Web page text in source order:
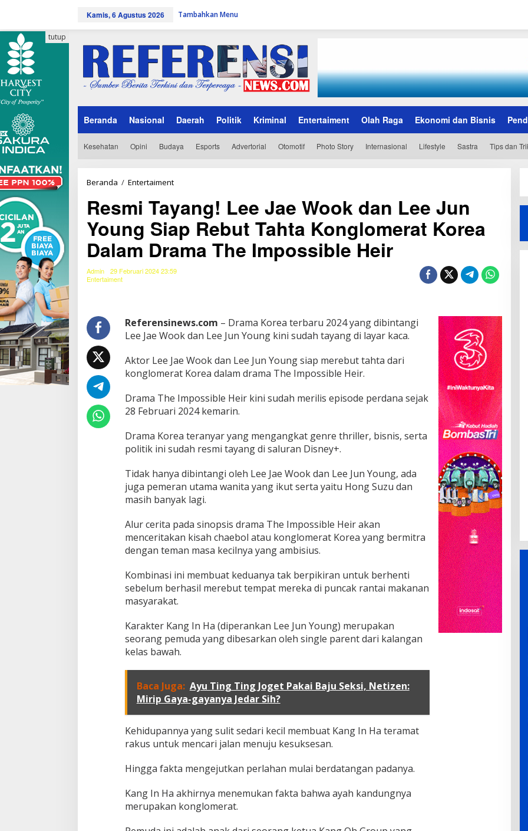
e
k
o
e
n
Kamis, 6 Agustus 2026 Tambahkan Menu
Beranda Nasional Daerah Politik Kriminal Entertaiment Olah Raga Ekonomi dan Bisnis
Kesehatan Opini Budaya Esports Advertorial Otomotif Photo Story Internasional Lifestyle Sastra Tips dan
tutup
Beranda / Entertaiment
s
m
i
T
a
y
a
e
J
e
W
o
k
d
n
L
J
u
n
o
u
n
g
i
a
p
R
b
u
t
a
t
a
K
n
g
o
r
a
Resmi Tayang! Lee Jae Wook dan Lee Jun
Young Siap Rebut Tahta Konglomerat Korea
Dalam Drama The Impossible Heir
Admin
29 Februari 2024 23:59
Entertaiment
Referensinews.com – Drama Korea terbaru 2024 yang dibintangi
Lee Jae Wook dan Lee Jun Young kini sudah tayang di layar kaca.
Aktor Lee Jae Wook dan Lee Jun Young siap merebut tahta dari
konglomerat Korea dalam drama The Impossible Heir.
Drama The Impossible Heir kini sudah merilis episode perdana sejak
28 Februari 2024 kemarin.
Drama Korea teranyar yang mengangkat genre thriller, bisnis, serta
politik ini sudah resmi tayang di saluran Disney+.
Tidak hanya dibintangi oleh Lee Jae Wook dan Lee Jun Young, ada
juga pemeran utama wanita yang ikut serta yaitu Hong Suzu dan
masih banyak lagi.
Alur cerita pada sinopsis drama The Impossible Heir akan
menceritakan kisah chaebol atau konglomerat Korea yang bermitra
dengan teman masa kecilnya yang ambisius.
Kombinasi ini membuat keduanya tak berpikiran untuk berhenti
sebelum berhasil merebut tempat mereka di puncak rantai makanan
masyarakat.
Karakter Kang In Ha (diperankan Lee Jun Young) merupakan
seorang pemuda yang dibesarkan oleh single parent dari kalangan
kelas bawah.
Baca Juga: Ayu Ting Ting Joget Pakai Baju Seksi, Netizen:
Mirip Gaya-gayanya Jedar Sih?
Kehidupannya yang sulit sedari kecil membuat Kang In Ha teramat
rakus untuk mencari jalan menuju kesuksesan.
Hingga fakta mengejutkan perlahan mulai berdatangan padanya.
Kang In Ha akhirnya menemukan fakta bahwa ayah kandungnya
merupakan konglomerat.